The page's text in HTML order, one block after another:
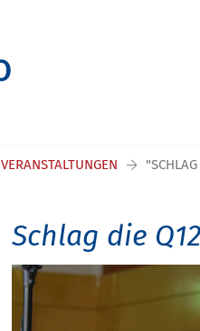
VERANSTALTUNGEN
Schlag die Q12